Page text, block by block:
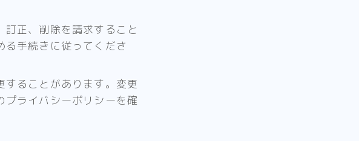
正、削除を請求すること
手続きに従ってくださ
することがあります。変更
プライバシーポリシーを確